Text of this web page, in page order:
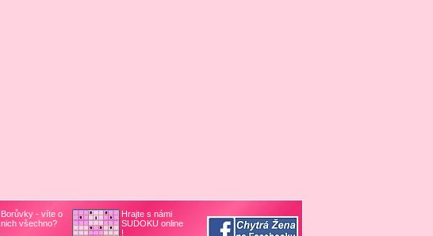
Borůvky - víte o
nich všechno?
Hrajte s námi
SUDOKU online
!